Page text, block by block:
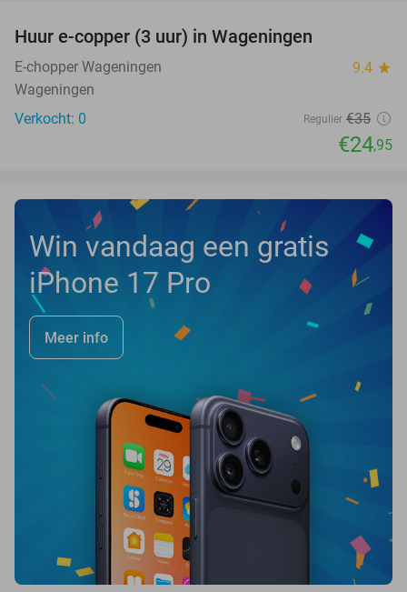
TODAY
Huur e-copper (3 uur) in Wageningen
E-chopper Wageningen 9.4 star
Wageningen
Verkocht: 0
Regulier €35
€24,95
Win vandaag een gratis
iPhone 17 Pro
Meer info